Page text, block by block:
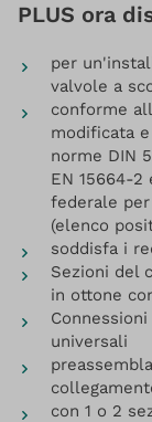
PLUS ora
per
valvole a
conforme
modificata
norme DIN
EN 15664-
federale
(elenco
soddisfa i
Sezioni del
in ottone
universali
con 1 o 2